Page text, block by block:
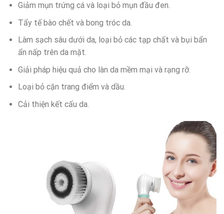
Giảm mụn trứng cá và loại bỏ mụn đầu đen.
Tẩy tế bào chết và bong tróc da.
Làm sạch sâu dưới da, loại bỏ các tạp chất và bụi bẩn
ẩn nấp trên da mặt.
Giải pháp hiệu quả cho làn da mềm mại và rạng rỡ.
Loại bỏ cặn trang điểm và dầu.
Cải thiện kết cấu da.